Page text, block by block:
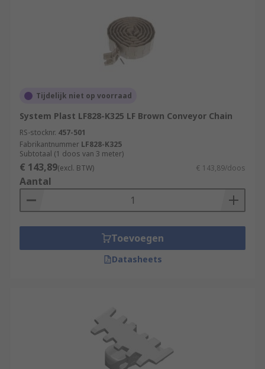
Tijdelijk niet op voorraad
System Plast LF828-K325 LF Brown Conveyor Chain
RS-stocknr. 457-501
Fabrikantnummer LF828-K325
Subtotaal (1 doos van 3 meter)
€ 143,89(excl. BTW) € 143,89/doos
Aantal
Toevoegen
Datasheets